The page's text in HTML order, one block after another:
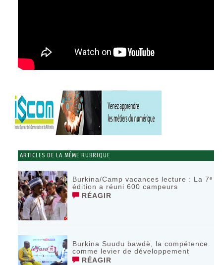
ARTICLES DE LA MÊME RUBRIQUE
Burkina/Camp vacances lecture : La 7ᵉ
édition a réuni 600 campeurs
RÉAGIR
Burkina Suudu bawdè, la compétence
comme levier de développement
RÉAGIR